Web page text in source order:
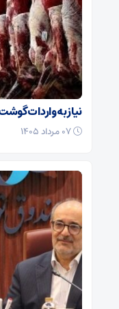
نیاز به واردات